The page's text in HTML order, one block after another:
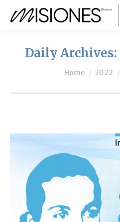
Daily Archives:
You are here:
Home 2022